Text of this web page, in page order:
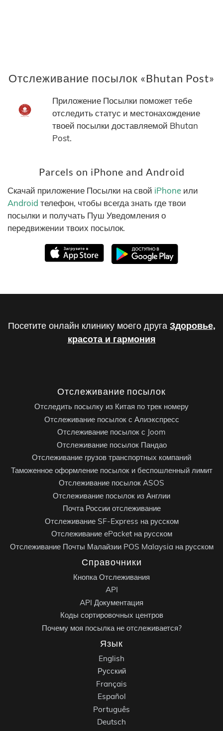
Отслеживание посылок «Bhutan Post»
Приложение Посылки поможет тебе
отследить статус и местонахождение
твоей посылки доставляемой Bhutan
Post.
Parcels on iPhone and Android
Скачай приложение Посылки на свой iPhone или
Android телефон, чтобы всегда знать где твои
посылки и получать Пуш Уведомления о
передвижении твоих посылок.
Посетите онлайн клинику моего друга Здоровье,
красота и гармония
Отслеживание посылок
Отследить посылку из Китая по трек номеру
Отслеживание посылок с Алиэкспресс
Отслеживание посылок с Joom
Отслеживание посылок Пандао
Отслеживание грузов транспортных компаний
Таможенное оформление посылок и беспошленный лимит
Отслеживание посылок ASOS
Отслеживание посылок из Англии
Почта России отслеживание
Отслеживание SF-Express на русском
Отслеживание ePacket на русском
Отслеживание Почты Малайзии POS Malaysia на русском
Справочники
Кнопка Отслеживания
API
API Документация
Коды сортировочных центров
Почему моя посылка не отслеживается?
Язык
English
Русский
Français
Español
Português
Deutsch